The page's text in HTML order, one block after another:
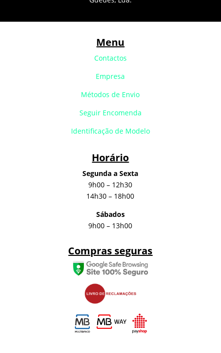
Menu
Contactos
Empresa
Métodos de Envio
Seguir Encomenda
Identificação de Modelo
Horário
Segunda a Sexta
9h00 – 12h30
14h30 – 18h00
Sábados
9h00 – 13h00
Compras seguras